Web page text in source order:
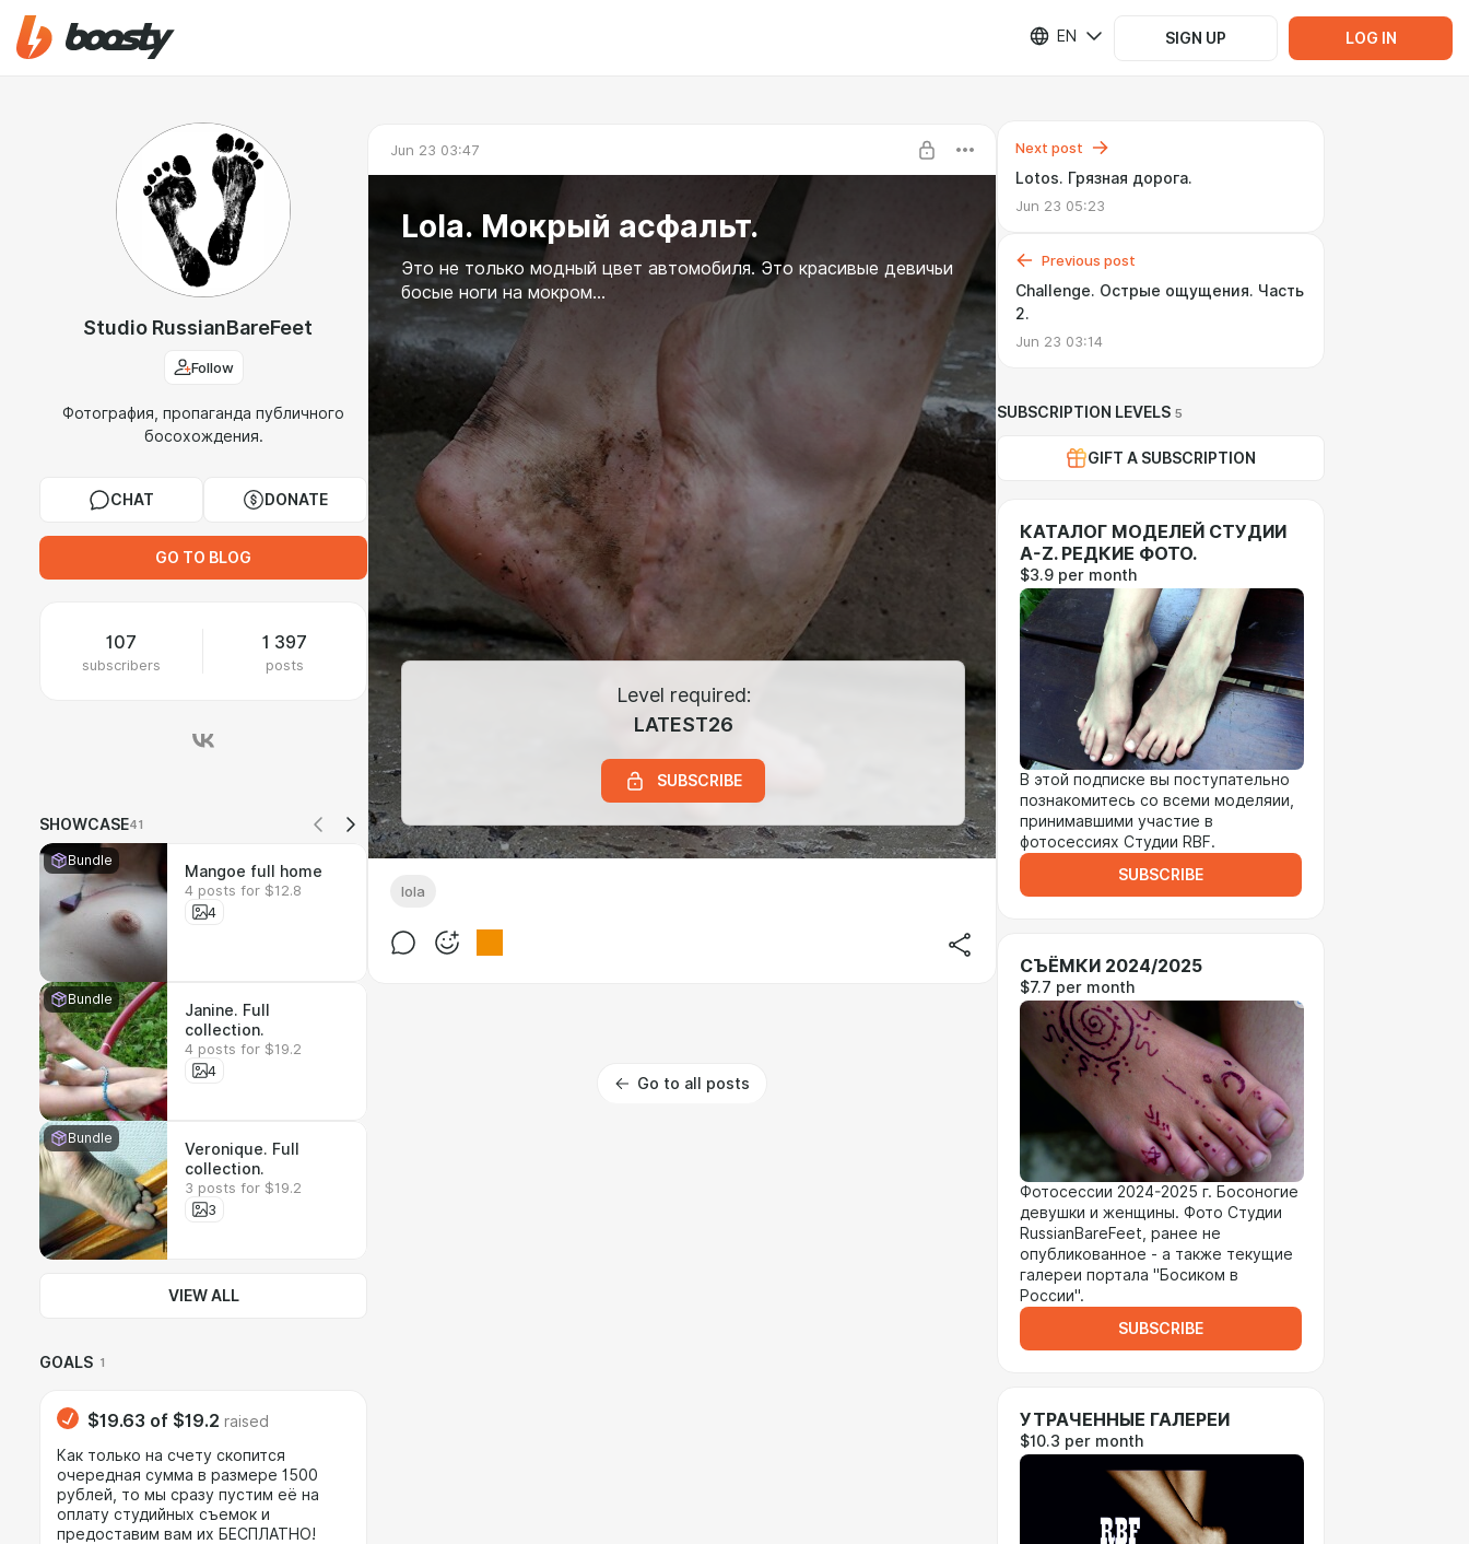
EN SIGN UP LOG IN
Studio RussianBareFeet
Follow
Фотография, пропаганда публичного
босохождения.
CHAT DONATE
GO TO BLOG
107
subscribers
1 397
posts
SHOWCASE41
Bundle
Mangoe full home
4 posts for $12.8
4
Bundle
Janine. Full
collection.
4 posts for $19.2
4
Bundle
Veronique. Full
collection.
3 posts for $19.2
3
VIEW ALL
GOALS 1
$19.63 of $19.2 raised
Как только на счету скопится
очередная сумма в размере 1500
рублей, то мы сразу пустим её на
оплату студийных съемок и
предоставим вам их БЕСПЛАТНО!
Jun 23 03:47
Lola. Мокрый асфальт.
Это не только модный цвет автомобиля. Это красивые девичьи
босые ноги на мокром...
Level required:
LATEST26
SUBSCRIBE
lola
Go to all posts
Next post
Lotos. Грязная дорога.
Jun 23 05:23
Previous post
Challenge. Острые ощущения. Часть
2.
Jun 23 03:14
SUBSCRIPTION LEVELS 5
GIFT A SUBSCRIPTION
КАТАЛОГ МОДЕЛЕЙ СТУДИИ
A-Z. РЕДКИЕ ФОТО.
$3.9 per month
В этой подписке вы поступательно
познакомитесь со всеми моделяии,
принимавшими участие в
фотосессиях Студии RBF.
SUBSCRIBE
СЪЁМКИ 2024/2025
$7.7 per month
Фотосессии 2024-2025 г. Босоногие
девушки и женщины. Фото Студии
RussianBareFeet, ранее не
опубликованное - а также текущие
галереи портала "Босиком в
России".
SUBSCRIBE
УТРАЧЕННЫЕ ГАЛЕРЕИ
$10.3 per month